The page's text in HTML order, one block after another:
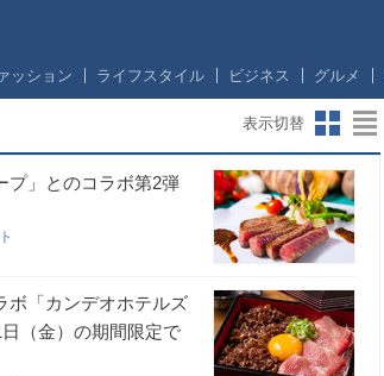
ッション ライフスタイル ビジネス グルメ
表示切替
プ」とのコラボ第2弾
ボ「カンデオホテルズ
（金）の期間限定で